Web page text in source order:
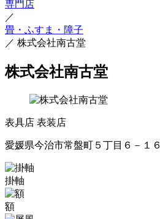
専門店
／
畳・ふすま・障子
／ 株式会社南古堂
株式会社南古堂
表具店 表装店
愛媛県今治市常盤町５丁目６－１６
掛軸
額